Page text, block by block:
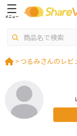
>つるみさんのレビ